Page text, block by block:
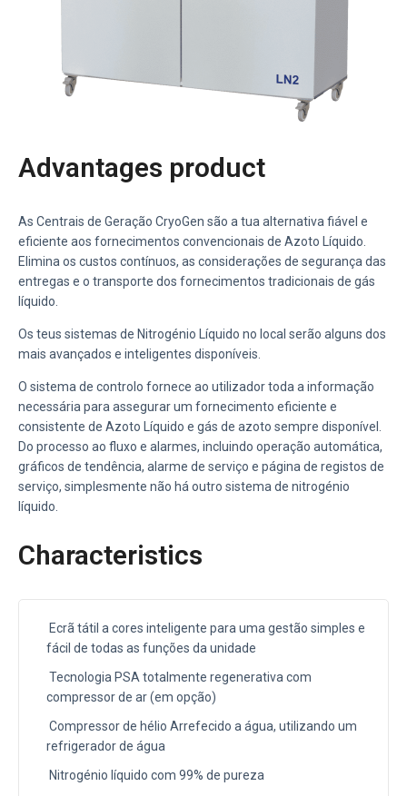
Advantages product
As Centrais de Geração CryoGen são a tua alternativa fiável e
eficiente aos fornecimentos convencionais de Azoto Líquido.
Elimina os custos contínuos, as considerações de segurança das
entregas e o transporte dos fornecimentos tradicionais de gás
líquido.
Os teus sistemas de Nitrogénio Líquido no local serão alguns dos
mais avançados e inteligentes disponíveis.
O sistema de controlo fornece ao utilizador toda a informação
necessária para assegurar um fornecimento eficiente e
consistente de Azoto Líquido e gás de azoto sempre disponível.
Do processo ao fluxo e alarmes, incluindo operação automática,
gráficos de tendência, alarme de serviço e página de registos de
serviço, simplesmente não há outro sistema de nitrogénio
líquido.
Characteristics
Ecrã tátil a cores inteligente para uma gestão simples e
fácil de todas as funções da unidade
Tecnologia PSA totalmente regenerativa com
compressor de ar (em opção)
Compressor de hélio Arrefecido a água, utilizando um
refrigerador de água
Nitrogénio líquido com 99% de pureza